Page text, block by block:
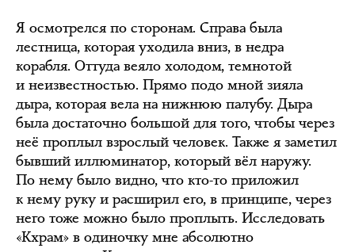
Я осмотрелся по сторонам. Справа была
лестница, которая уходила вниз, в недра
корабля. Оттуда веяло холодом, темнотой
и неизвестностью. Прямо подо мной зияла
дыра, которая вела на нижнюю палубу. Дыра
была достаточно большой для того, чтобы через
неё проплыл взрослый человек. Также я заметил
бывший иллюминатор, который вёл наружу.
По нему было видно, что кто-то приложил
к нему руку и расширил его, в принципе, через
него тоже можно было проплыть. Исследовать
«Кхрам» в одиночку мне абсолютно